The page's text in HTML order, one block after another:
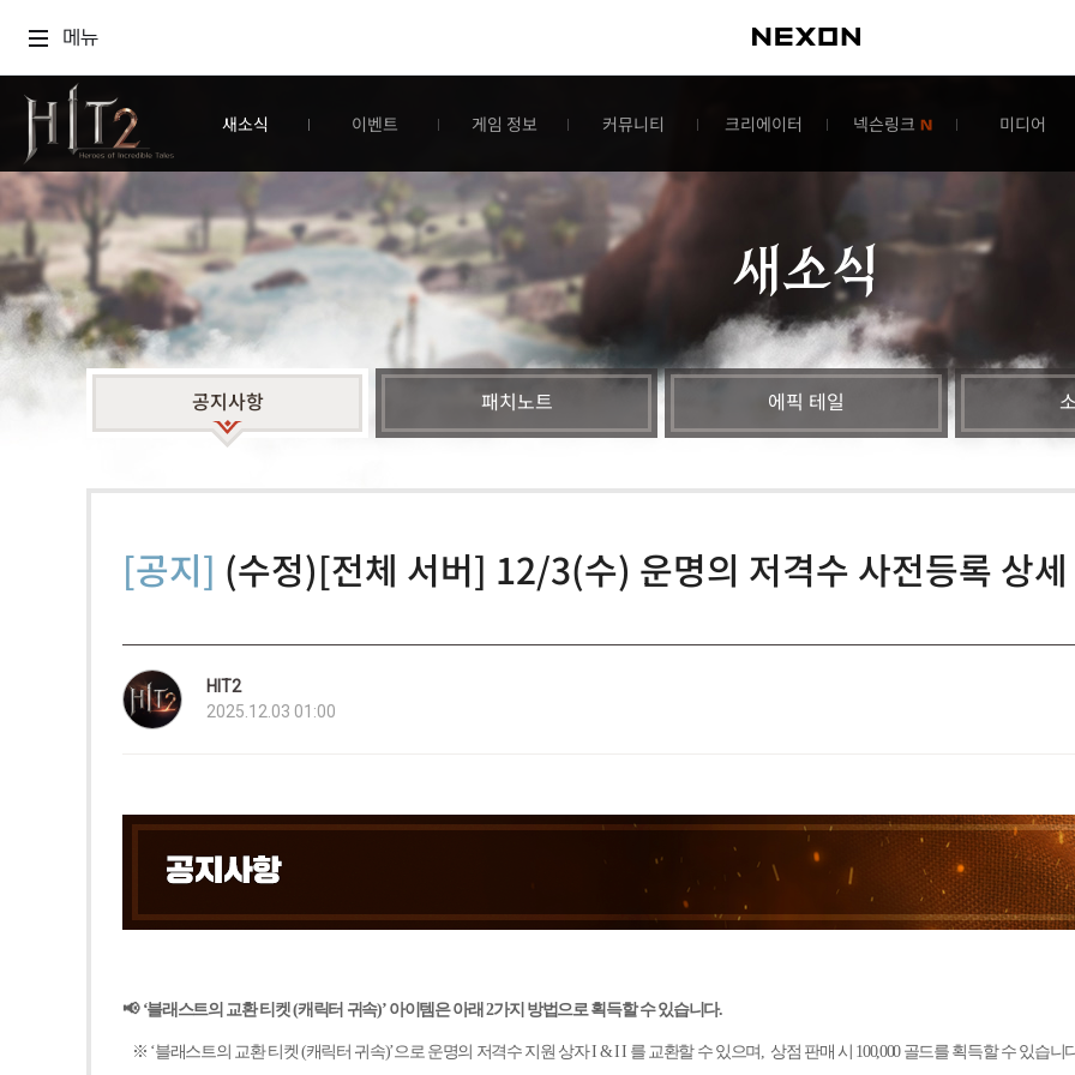
메뉴
새소식 이벤트 게임 정보 커뮤니티 크리에이터 넥슨링크 미디어
새소식
공지사항 패치노트 에픽 테일
[공지] (수정)[전체 서버] 12/3(수) 운명의 저격수 사전등록 상
HIT2
2025.12.03 01:00
📢 ‘블래스트의 교환 티켓 (캐릭터 귀속)’ 아이템은 아래 2가지 방법으로 획득할 수 있습니다.
※ ‘블래스트의 교환 티켓 (캐릭터 귀속)’으로 운명의 저격수 지원 상자 I & I I 를 교환할 수 있으며, 상점 판매 시 100,000 골드를 획득할 수 있습니